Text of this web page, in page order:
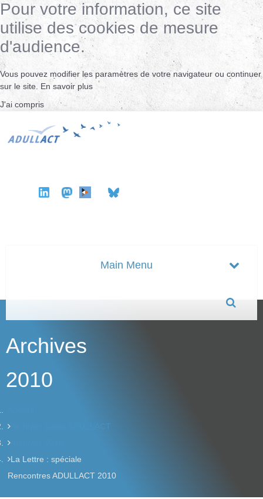
Pour votre information, ce site
utilise des cookies de mesure
d'audience.
Vous pouvez modifier les paramètres de votre navigateur ou continuer
sur le site. En savoir plus
J'ai compris
Archives
2010
Archives Lettre ADULLACT
La Lettre : spéciale
Rencontres ADULLACT 2010